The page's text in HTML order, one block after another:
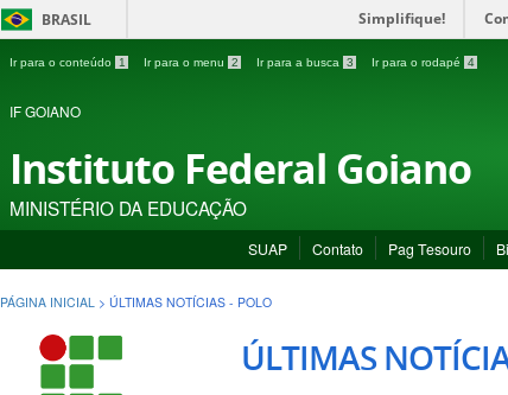
BRASIL Simplifique!
Ir para o conteúdo 1 Ir para o menu 2 Ir para a busca 3 Ir para o rodapé 4
IF GOIANO
Instituto Federal Goiano
MINISTÉRIO DA EDUCAÇÃO
SUAP Contato Pag Tesouro
PÁGINA INICIAL > ÚLTIMAS NOTÍCIAS - POLO
ÚLTIMAS